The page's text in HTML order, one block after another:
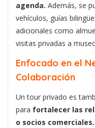
agenda. Además, se
vehículos, guías
adicionales como
visitas privadas a
Enfocado en el
Colaboración
Un tour privado es
para fortalecer las
o socios comerciales.